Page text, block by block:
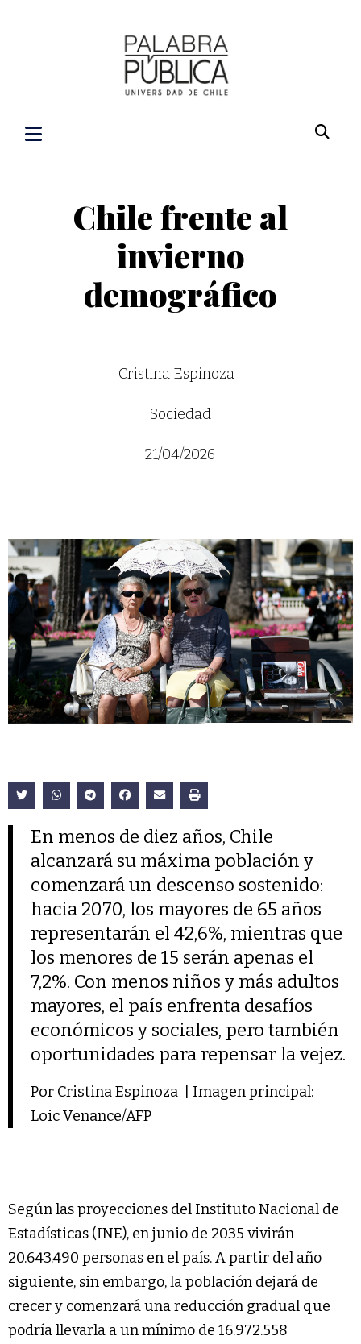
Chile frente al
invierno
demográfico
Cristina Espinoza
Sociedad
21/04/2026
En menos de diez años, Chile
alcanzará su máxima población y
comenzará un descenso sostenido:
hacia 2070, los mayores de 65 años
representarán el 42,6%, mientras que
los menores de 15 serán apenas el
7,2%. Con menos niños y más adultos
mayores, el país enfrenta desafíos
económicos y sociales, pero también
oportunidades para repensar la vejez.
Por Cristina Espinoza | Imagen principal:
Loic Venance/AFP
Según las proyecciones del Instituto Nacional de
Estadísticas (INE), en junio de 2035 vivirán
20.643.490 personas en el país. A partir del año
siguiente, sin embargo, la población dejará de
crecer y comenzará una reducción gradual que
podría llevarla a un mínimo de 16.972.558